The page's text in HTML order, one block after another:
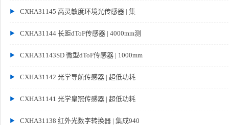
CXHA31145 高灵敏度环境光传感器 | 集
CXHA31144 长距dToF传感器 | 4000mm测
CXHA31143SD 微型dToF传感器 | 1000mm
CXHA31142 光学导航传感器 | 超低功耗
CXHA31141 光学皇冠传感器 | 超低功耗
CXHA31138 红外光数字转换器 | 集成940